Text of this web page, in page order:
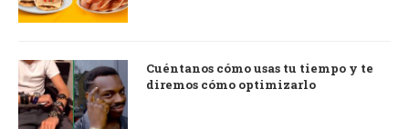
Cuéntanos cómo usas tu tiempo y te
diremos cómo optimizarlo